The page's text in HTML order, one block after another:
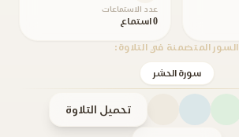
عدد الاستماعات
0 استماع
السور المتضمنة في التلاوة:
سورة الحشر
تحميل التلاوة